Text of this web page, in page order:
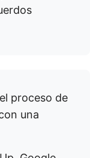
proceso de
una